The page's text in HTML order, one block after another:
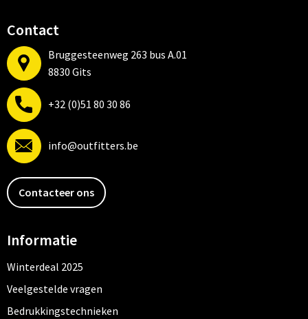
Contact
Bruggesteenweg 263 bus A.01
8830 Gits
+32 (0)51 80 30 86
info@outfitters.be
Contacteer ons
Informatie
Winterdeal 2025
Veelgestelde vragen
Bedrukkingstechnieken